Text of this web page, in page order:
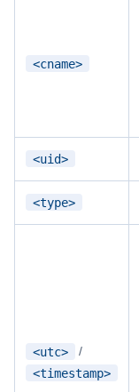
<cname>
<uid>
<type>
<utc>
/
<timestamp>